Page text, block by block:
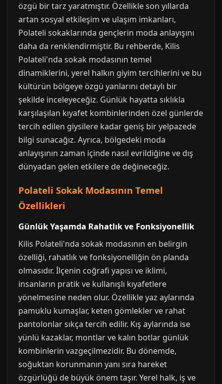
özgü bir tarz yaratmıştır. Özellikle son yıllarda
artan sosyal etkileşim ve ulaşım imkanları,
Polateli sokaklarında gençlerin moda anlayışını
daha da renklendirmiştir. Bu rehberde, Kilis
Polateli'nda sokak modasının temel
dinamiklerini, yerel halkın giyim tercihlerini ve bu
kültürün bölgeye özgü yanlarını detaylı bir
şekilde inceleyeceğiz. Günlük hayatta sıklıkla
karşılaşılan kıyafet kombinlerinden özel günlerde
tercih edilen giysilere kadar geniş bir yelpazede
bilgi sunacağız. Ayrıca, bölgedeki moda
anlayışının zaman içinde nasıl evrildiğine ve dış
dünyadan gelen etkilere de değineceğiz.
Polateli Sokak Modasının Temel
Özellikleri
Günlük Yaşamda Rahatlık ve Fonksiyonellik
Kilis Polateli'nda sokak modasının en belirgin
özelliği, rahatlık ve fonksiyonelliğin ön planda
olmasıdır. İlçenin coğrafi yapısı ve iklimi,
insanların pratik ve kullanışlı kıyafetlere
yönelmesine neden olur. Özellikle yaz aylarında
pamuklu kumaşlar, keten gömlekler ve rahat
pantolonlar sıkça tercih edilir. Kış aylarında ise
yünlü kazaklar, montlar ve kalın botlar günlük
kombinlerin vazgeçilmezidir. Bu dönemde,
soğuktan korunmanın yanı sıra hareket
özgürlüğü de büyük önem taşır. Yerel halk, iş ve